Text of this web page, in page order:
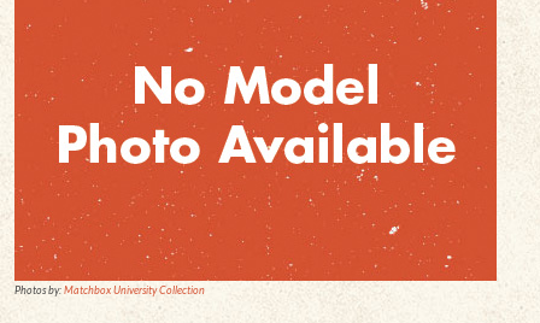
Photos by:Matchbox University Collection